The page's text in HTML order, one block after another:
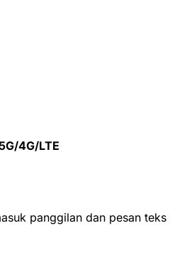
4G/LTE
panggilan dan pesan teks